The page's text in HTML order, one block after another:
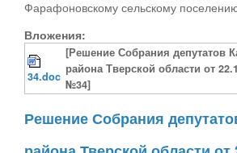
Фарафоновскому сельскому
Вложения:
34.doc
[Решение Собрания депутатов
района Тверской области от
№34]
Решение Собрания